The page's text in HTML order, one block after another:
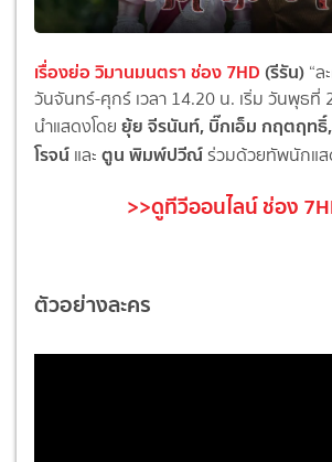
เรื่องย่อ วิมานมนตรา ช่อง 7HD(รีรัน) “
วันจันทร์-ศุกร์ เวลา 14.20 น. เริ่ม วันพุธที่
นำแสดงโดย ยุ้ย จีรนันท์, บิ๊กเอ็ม กฤตฤทธิ์
โรจน์ และ ตูน พิมพ์ปวีณ์ร่วมด้วยทัพนักแ
>>ดูทีวีออนไลน์ ช่อง
ตัวอย่างละคร